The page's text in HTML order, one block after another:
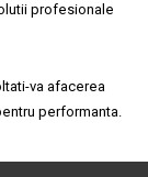
profesionale
va afacerea
performanta.